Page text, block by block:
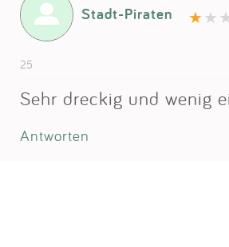
Stadt-Piraten
25
Sehr dreckig und wenig
Antworten